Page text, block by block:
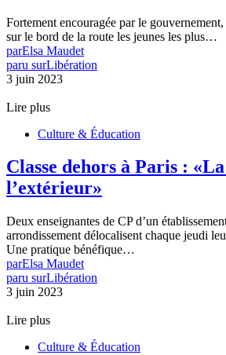
Fortement encouragée par le
sur le bord de la route les jeunes les plus…
parElsa Maudet
paru surLibération
3 juin 2023
Lire plus
Culture & Éducation
Classe dehors à Paris :
l’extérieur»
Deux enseignantes de CP d’un
arrondissement délocalisent chaque jeudi
Une pratique bénéfique…
parElsa Maudet
paru surLibération
3 juin 2023
Lire plus
Culture & Éducation